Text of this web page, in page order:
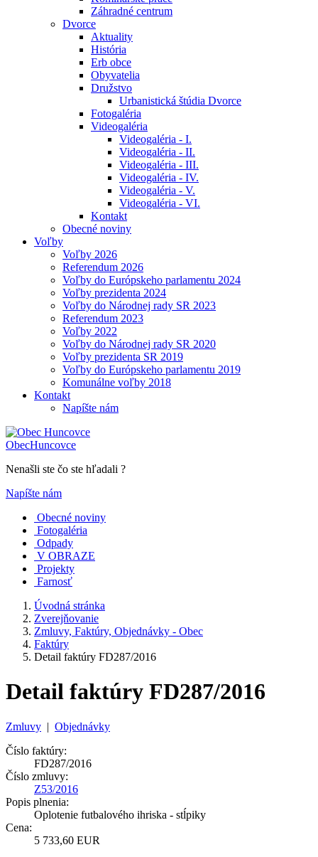
Záhradné centrum
Dvorce
Aktuality
História
Erb obce
Obyvatelia
Družstvo
Urbanistická štúdia Dvorce
Fotogaléria
Videogaléria
Videogaléria - I.
Videogaléria - II.
Videogaléria - III.
Videogaléria - IV.
Videogaléria - V.
Videogaléria - VI.
Kontakt
Obecné noviny
Voľby
Voľby 2026
Referendum 2026
Voľby do Európskeho parlamentu 2024
Voľby prezidenta 2024
Voľby do Národnej rady SR 2023
Referendum 2023
Voľby 2022
Voľby do Národnej rady SR 2020
Voľby prezidenta SR 2019
Voľby do Európskeho parlamentu 2019
Komunálne voľby 2018
Kontakt
Napíšte nám
ObecHuncovce
Nenašli ste čo ste hľadali ?
Napíšte nám
Obecné noviny
Fotogaléria
Odpady
V OBRAZE
Projekty
Farnosť
Úvodná stránka
Zverejňovanie
Zmluvy, Faktúry, Objednávky - Obec
Faktúry
Detail faktúry FD287/2016
Detail faktúry FD287/2016
Zmluvy | Objednávky
Číslo faktúry:
FD287/2016
Číslo zmluvy:
Z53/2016
Popis plnenia:
Oplotenie futbalového ihriska - stĺpiky
Cena:
5 733,60 EUR